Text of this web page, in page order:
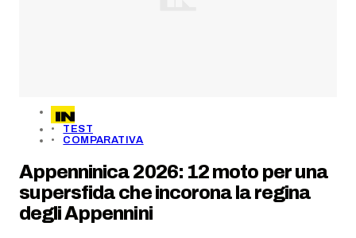
TEST
COMPARATIVA
Appenninica 2026: 12 moto per una
supersfida che incorona la regina
degli Appennini